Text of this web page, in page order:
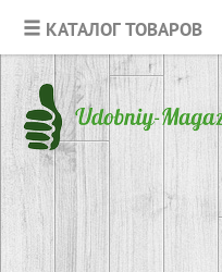
КАТАЛОГ ТОВАРОВ